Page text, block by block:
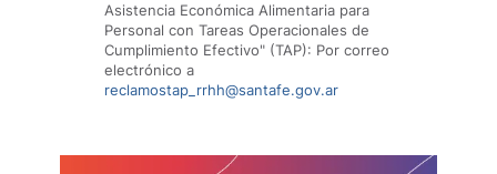
Asistencia Económica Alimentaria para
Personal con Tareas Operacionales de
Cumplimiento Efectivo" (TAP): Por correo
electrónico a
reclamostap_rrhh@santafe.gov.ar